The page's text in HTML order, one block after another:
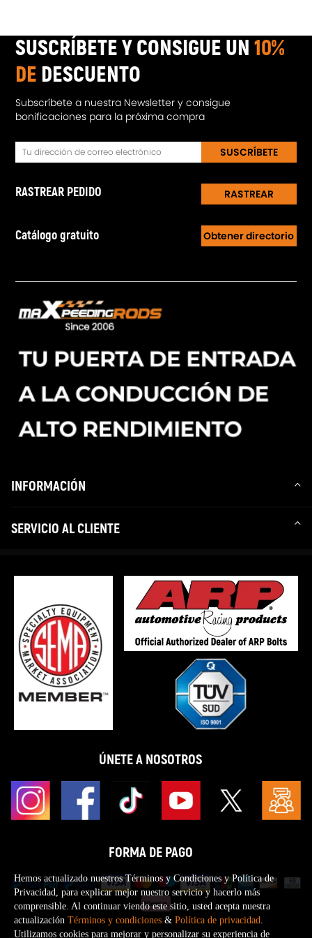
SUSCRÍBETE Y CONSIGUE UN10%
DE DESCUENTO
Subscríbete a nuestra Newsletter y consigue
bonificaciones para la próxima compra
SUSCRÍBETE
RASTREAR PEDIDO RASTREAR
Catálogo gratuito Obtener directorio
INFORMACIÓN
SERVICIO AL CLIENTE
ÚNETE A NOSOTROS
FORMA DE PAGO
Hemos actualizado nuestros Términos y Condiciones y Política de
Privacidad, para explicar mejor nuestro servicio y hacerlo más
comprensible. Al continuar viendo este sitio, usted acepta nuestra
actualización Términos y condiciones & Política de privacidad.
Utilizamos cookies para mejorar y personalizar su experiencia de